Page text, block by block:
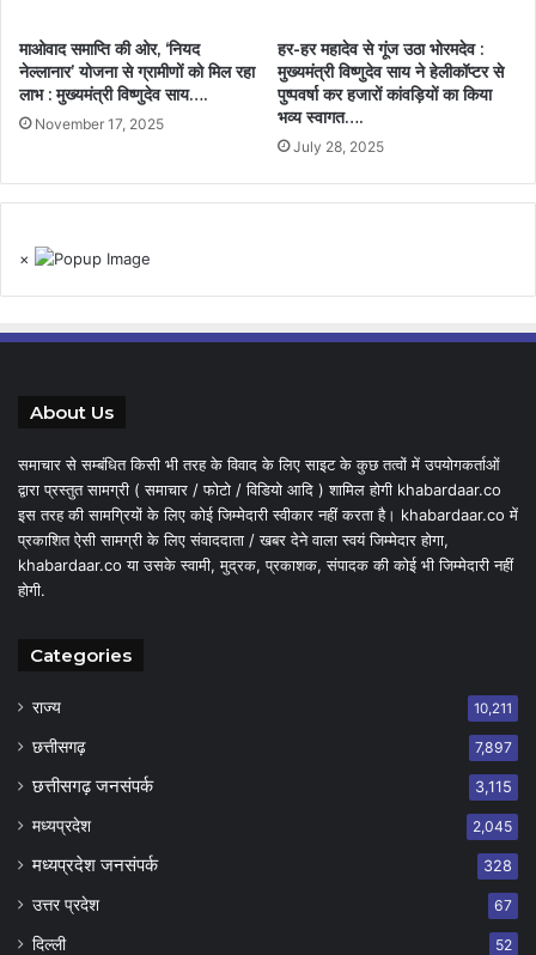
माओवाद समाप्ति की ओर, ‘नियद
नेल्लानार’ योजना से ग्रामीणों को मिल रहा
लाभ : मुख्यमंत्री विष्णुदेव साय….
November 17, 2025
हर-हर महादेव से गूंज उठा भोरमदेव :
मुख्यमंत्री विष्णुदेव साय ने हेलीकॉप्टर से
पुष्पवर्षा कर हजारों कांवड़ियों का किया
भव्य स्वागत….
July 28, 2025
×
About Us
समाचार से सम्बंधित किसी भी तरह के विवाद के लिए साइट के कुछ तत्वों में उपयोगकर्ताओं
द्वारा प्रस्तुत सामग्री ( समाचार / फोटो / विडियो आदि ) शामिल होगी khabardaar.co
इस तरह की सामग्रियों के लिए कोई जिम्मेदारी स्वीकार नहीं करता है। khabardaar.co में
प्रकाशित ऐसी सामग्री के लिए संवाददाता / खबर देने वाला स्वयं जिम्मेदार होगा,
khabardaar.co या उसके स्वामी, मुद्रक, प्रकाशक, संपादक की कोई भी जिम्मेदारी नहीं
होगी.
Categories
राज्य 10,211
छत्तीसगढ़ 7,897
छत्तीसगढ़ जनसंपर्क 3,115
मध्यप्रदेश 2,045
मध्यप्रदेश जनसंपर्क 328
उत्तर प्रदेश 67
दिल्ली 52